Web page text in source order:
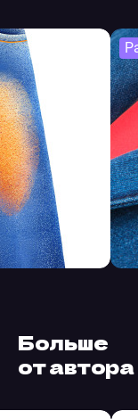
Больше
от автора